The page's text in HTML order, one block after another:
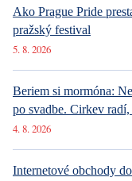
Ako Prague Pride
pražský festival
5. 8. 2026
Beriem si mormóna:
po svadbe. Cirkev
4. 8. 2026
Internetové obchody